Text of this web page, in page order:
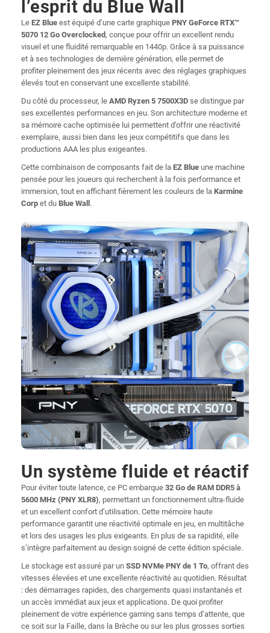
l’esprit du Blue Wall
Le EZ Blue est équipé d’une carte graphique PNY GeForce RTX™
5070 12 Go Overclocked, conçue pour offrir un excellent rendu
visuel et une fluidité remarquable en 1440p. Grâce à sa puissance
et à ses technologies de dernière génération, elle permet de
profiter pleinement des jeux récents avec des réglages graphiques
élevés tout en conservant une excellente stabilité.
Du côté du processeur, le AMD Ryzen 5 7500X3D se distingue par
ses excellentes performances en jeu. Son architecture moderne et
sa mémoire cache optimisée lui permettent d’offrir une réactivité
exemplaire, aussi bien dans les jeux compétitifs que dans les
productions AAA les plus exigeantes.
Cette combinaison de composants fait de la EZ Blue une machine
pensée pour les joueurs qui recherchent à la fois performance et
immersion, tout en affichant fièrement les couleurs de la Karmine
Corp et du Blue Wall .
Un système fluide et réactif
Pour éviter toute latence, ce PC embarque 32 Go de RAM DDR5 à
5600 MHz (PNY XLR8), permettant un fonctionnement ultra-fluide
et un excellent confort d’utilisation. Cette mémoire haute
performance garantit une réactivité optimale en jeu, en multitâche
et lors des usages les plus exigeants. En plus de sa rapidité, elle
s’intègre parfaitement au design soigné de cette édition spéciale.
Le stockage est assuré par un SSD NVMe PNY de 1 To, offrant des
vitesses élevées et une excellente réactivité au quotidien. Résultat
: des démarrages rapides, des chargements quasi instantanés et
un accès immédiat aux jeux et applications. De quoi profiter
pleinement de votre expérience gaming sans temps d’attente, que
ce soit sur la Faille, dans la Brèche ou sur les plus grosses sorties